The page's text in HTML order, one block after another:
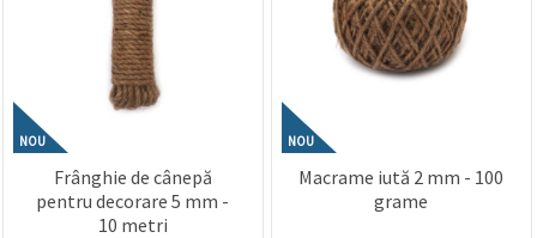
NOU
Frânghie de cânepă
pentru decorare 5 mm -
10 metri
NOU
Macrame iută 2 mm - 100
grame